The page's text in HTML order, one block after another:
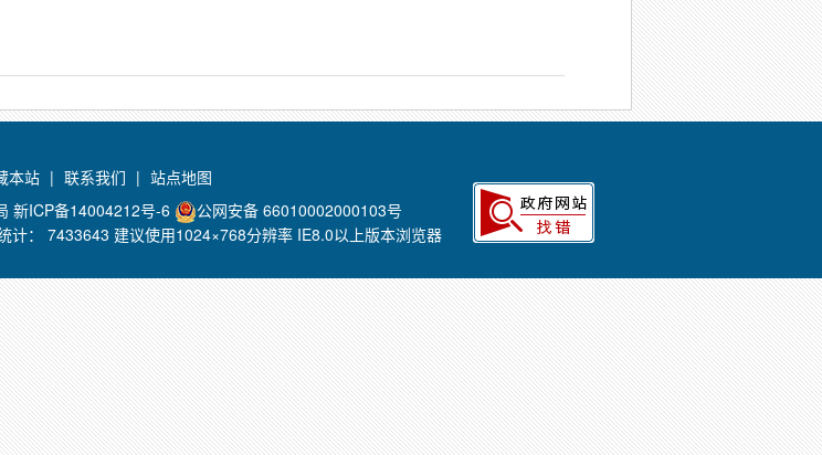
本站 | 联系我们 | 站点地图
新ICP备14004212号-6
公网安备 66010002000103号
计：7433643 建议使用1024×768分辨率 IE8.0以上版本浏览器